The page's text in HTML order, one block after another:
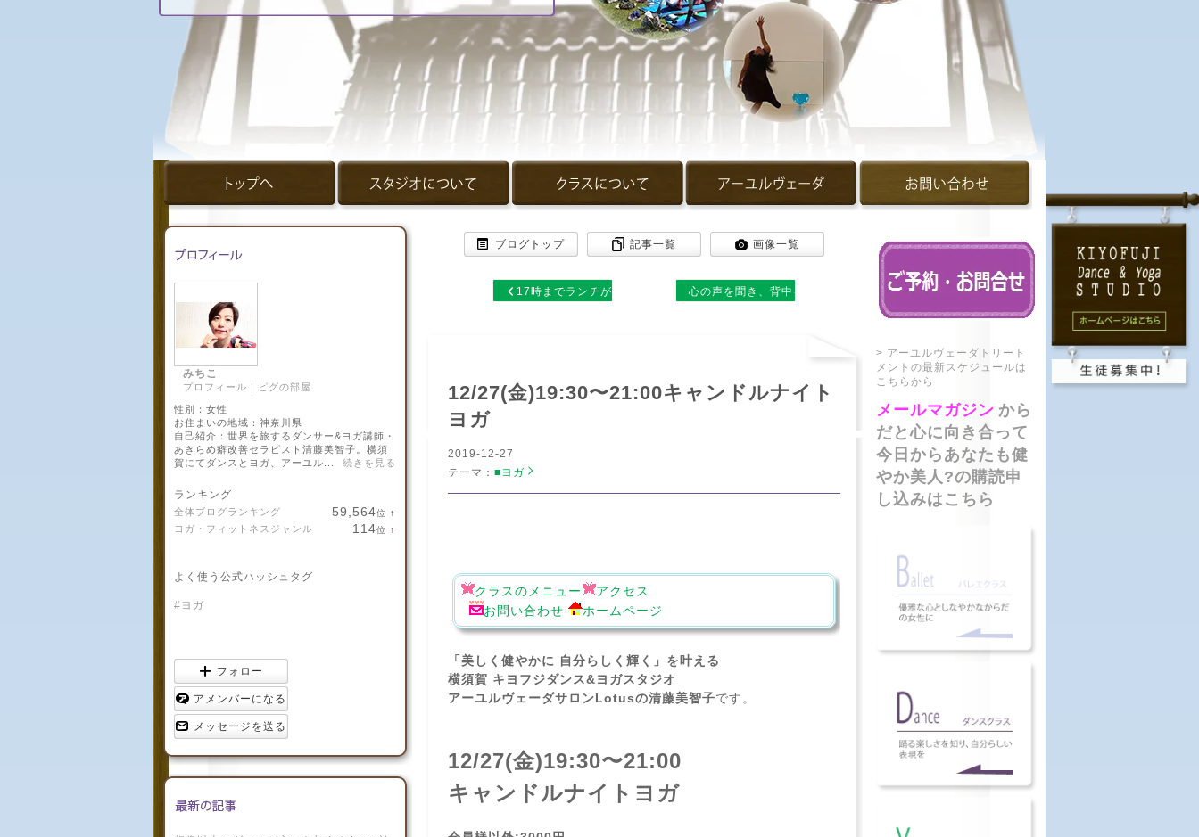
ブログトップ 記事一覧 画像一覧
17時までランチが食… 心の声を聞き、背中を…
12/27(金)19:30〜21:00キャンドルナイト
ヨガ
2019-12-27
テーマ： ■ヨガ
クラスのメニュー
アクセス
お問い合わせ
ホームページ
「美しく健やかに 自分らしく輝く」を叶える
横須賀 キヨフジダンス&ヨガスタジオ
アーユルヴェーダサロンLotusの清藤美智子です。
12/27(金)19:30〜21:00
キャンドルナイトヨガ
みちこ
プロフィール ｜ ピグの部屋
性別： 女性
お住まいの地域： 神奈川県
自己紹介：世界を旅するダンサー&ヨガ講師・
あきらめ癖改善セラピスト清藤美智子。横須
賀にてダンスとヨガ、アーユル...
続きを見る
ランキング
全体ブログランキング 59,564位
↑
ヨガ・フィットネスジャンル 114位
↑
よく使う公式ハッシュタグ
#ヨガ
フォロー
アメンバーになる
メッセージを送る
> アーユルヴェーダトリート
メントの最新スケジュールは
こちらから
メールマガジン から
だと心に向き合って
今日からあなたも健
やか美人?の購読申
し込みはこちら